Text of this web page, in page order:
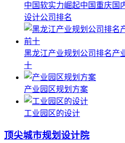
中国软实力崛起中国重庆国
设计公司排名
黑龙江产业规划公司排名产
十
产业园区规划方案
工业园区的设计
顶尖城市规划设计院